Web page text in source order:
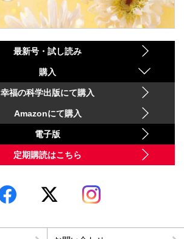
最新号・試し読み
購入
幸福の科学出版にて購入
Amazonにて購入
電子版
定期購読はこちら